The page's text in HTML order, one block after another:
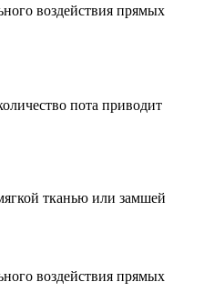
воздействия прямых
пота приводит
тканью или замшей
воздействия прямых